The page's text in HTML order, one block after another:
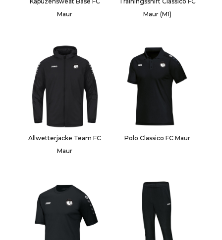
Maur
Maur (M1)
Allwetterjacke Team FC
Maur
Polo Classico FC Maur